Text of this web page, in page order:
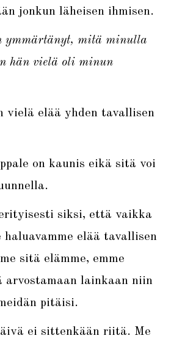
jonkun läheisen ihmisen.
ymmärtänyt, mitä minulla
hän vielä oli minun
vielä elää yhden tavallisen
on kaunis eikä sitä voi
siksi, että vaikka
haluavamme elää tavallisen
sitä elämme, emme
arvostamaan lainkaan niin
pitäisi.
ei sittenkään riitä. Me